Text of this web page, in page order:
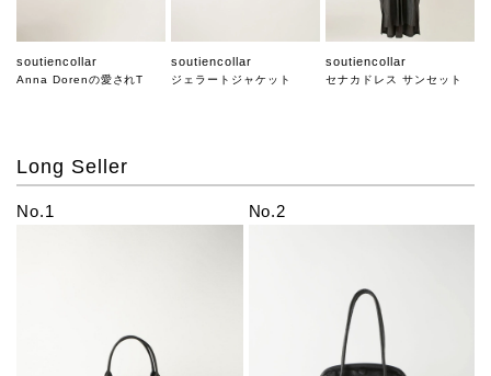
soutiencollar
Anna Dorenの愛されT
soutiencollar
ジェラートジャケット
soutiencollar
セナカドレス サンセット
Long Seller
No.1 No.2